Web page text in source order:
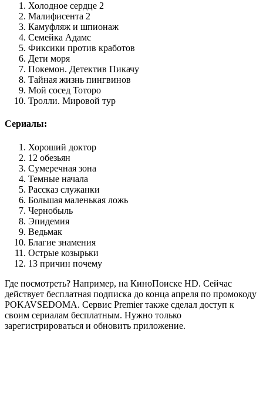
Холодное сердце 2
Малифисента 2
Камуфляж и шпионаж
Семейка Адамс
Фиксики против кработов
Дети моря
Покемон. Детектив Пикачу
Тайная жизнь пингвинов
Мой сосед Тоторо
Тролли. Мировой тур
Сериалы:
Хороший доктор
12 обезьян
Сумеречная зона
Темные начала
Рассказ служанки
Большая маленькая ложь
Чернобыль
Эпидемия
Ведьмак
Благие знамения
Острые козырьки
13 причин почему
Где посмотреть? Например, на КиноПоиске HD. Сейчас
действует бесплатная подписка до конца апреля по промокоду
POKAVSEDOMA. Сервис Premier также сделал доступ к
своим сериалам бесплатным. Нужно только
зарегистрироваться и обновить приложение.